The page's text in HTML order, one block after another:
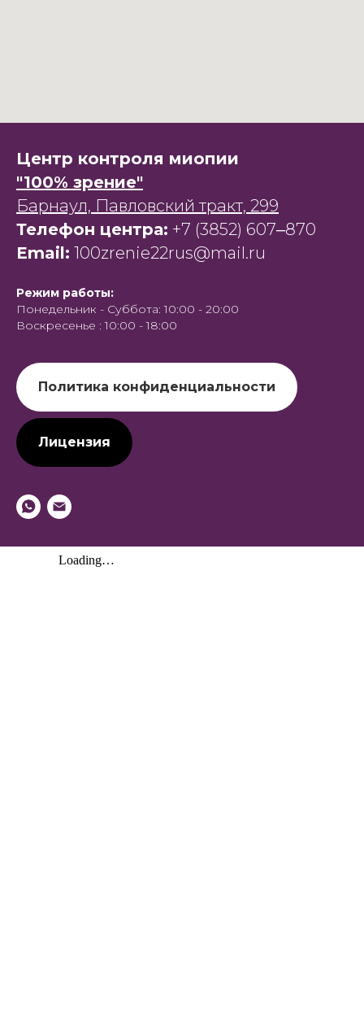
Центр контроля миопии
"100% зрение"
Барнаул, Павловский тракт, 299
Телефон центра: +7 (3852) 607‒870
Email: 100zrenie22rus@mail.ru
Режим работы:
Понедельник - Суббота: 10:00 - 20:00
Воскресенье : 10:00 - 18:00
Политика конфиденциальности
Лицензия